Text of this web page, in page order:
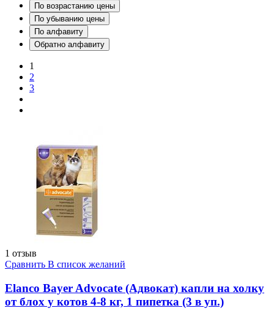
По возрастанию цены
По убыванию цены
По алфавиту
Обратно алфавиту
1
2
3
1 отзыв
Сравнить В список желаний
Elanco Bayer Advocate (Адвокат) капли на холку
от блох у котов 4-8 кг, 1 пипетка (3 в уп.)